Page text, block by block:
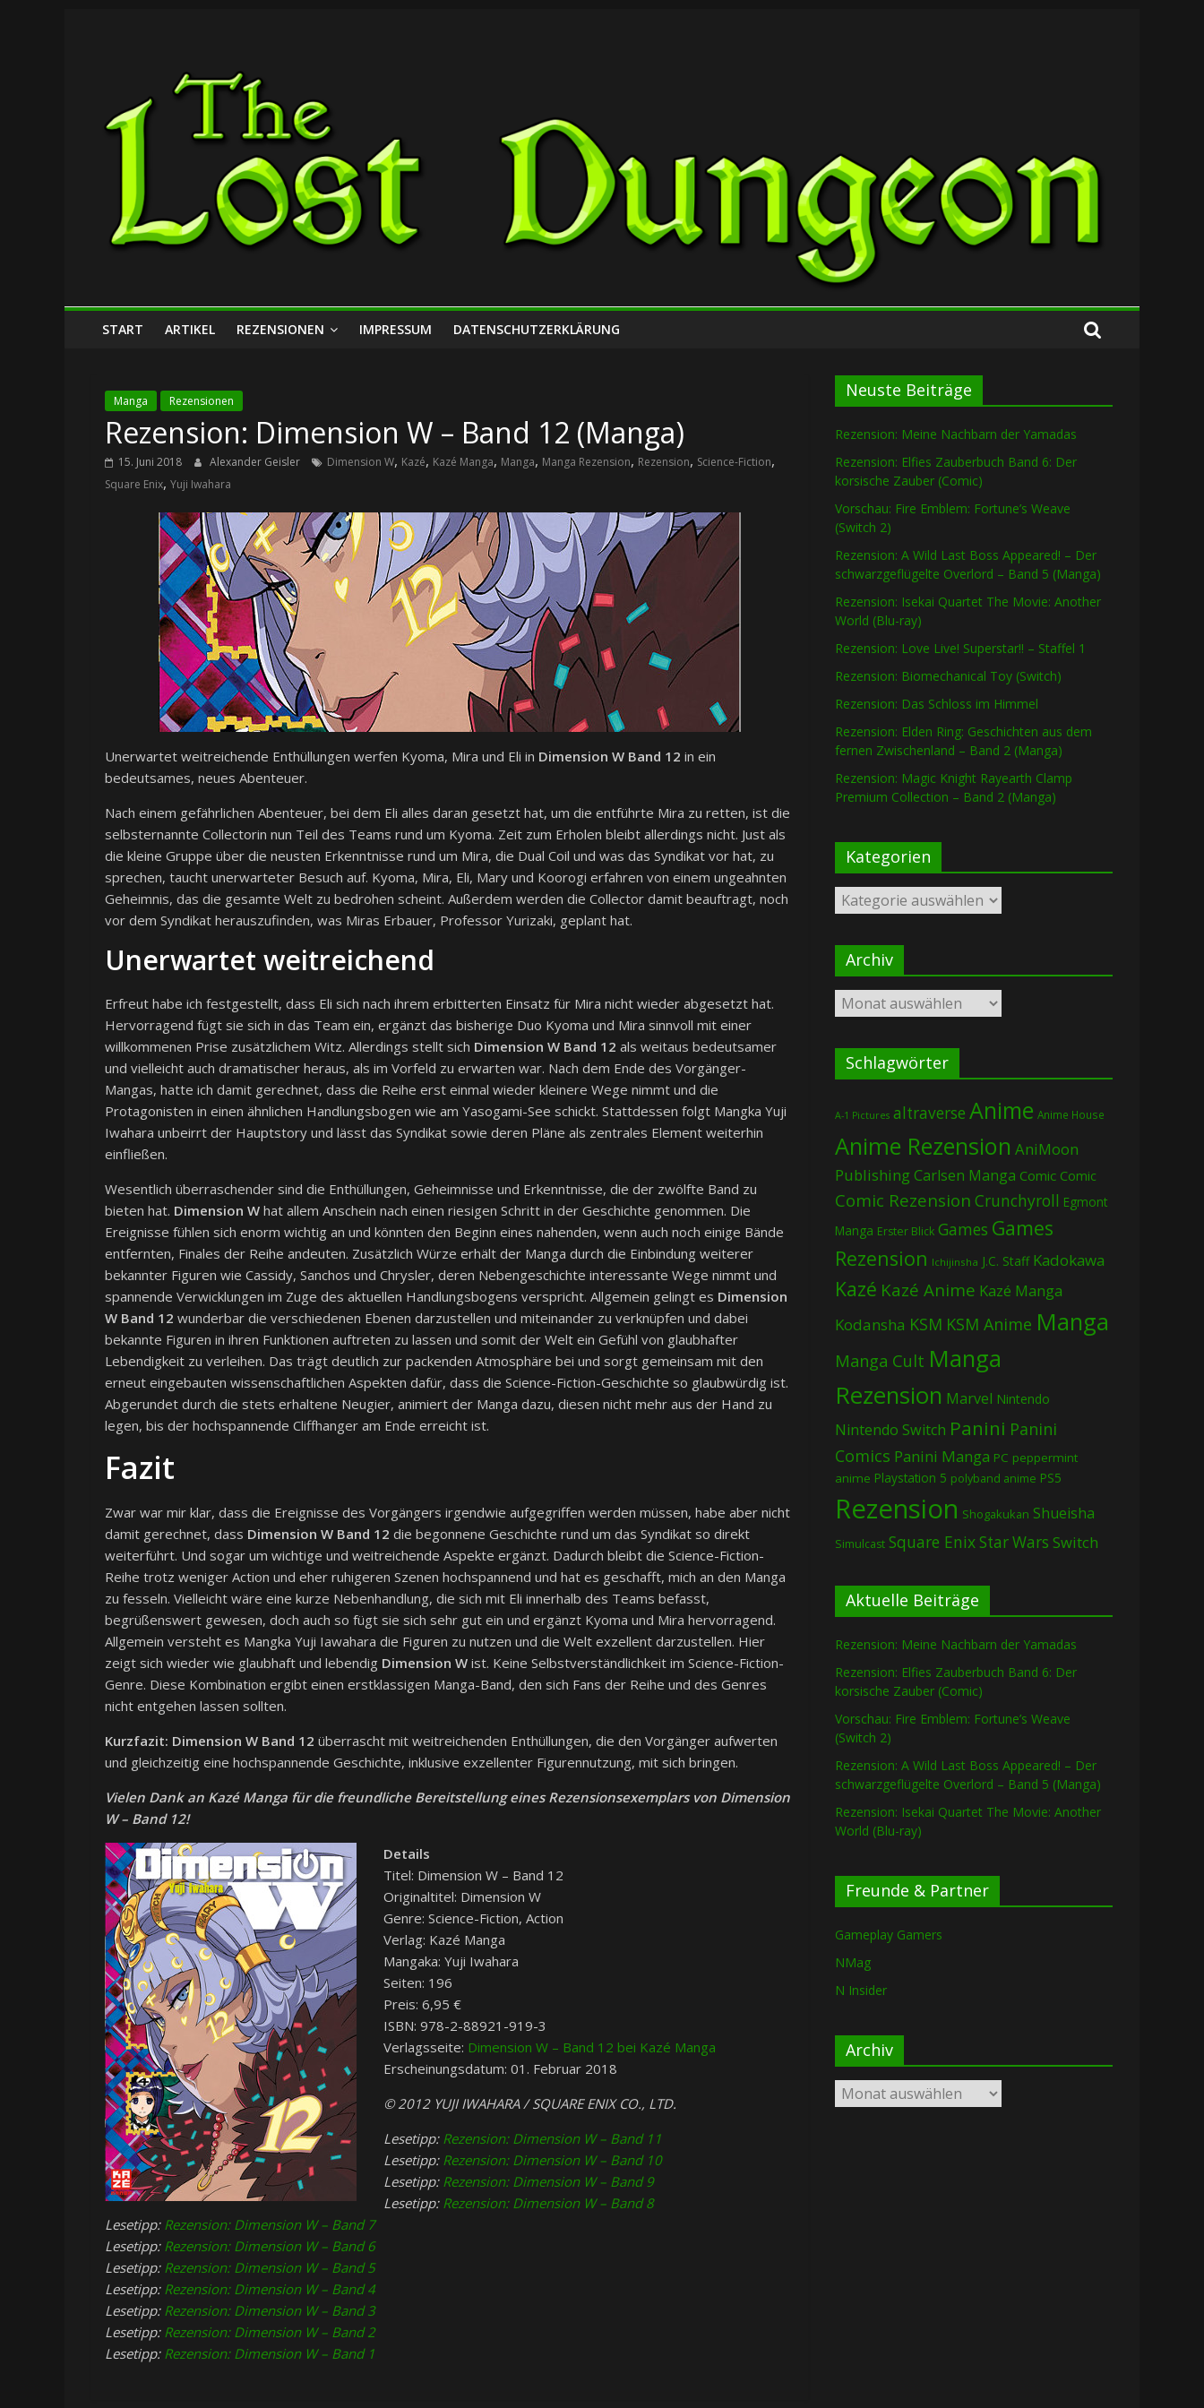
Lost
Dungeon
START ARTIKEL REZENSIONEN IMPRESSUM DATENSCHUTZERKLÄRUNG
Manga Rezensionen
Rezension: Dimension W – Band 12 (Manga)
15. Juni 2018 Alexander Geisler Dimension W, Kazé, Kazé Manga, Manga, Manga Rezension, Rezension, Science-Fiction,
Square Enix, Yuji Iwahara
Unerwartet weitreichende Enthüllungen werfen Kyoma, Mira und Eli in Dimension W Band 12 in ein
bedeutsames, neues Abenteuer.
Nach einem gefährlichen Abenteuer, bei dem Eli alles daran gesetzt hat, um die entführte Mira zu retten, ist die
selbsternannte Collectorin nun Teil des Teams rund um Kyoma. Zeit zum Erholen bleibt allerdings nicht. Just als
die kleine Gruppe über die neusten Erkenntnisse rund um Mira, die Dual Coil und was das Syndikat vor hat, zu
sprechen, taucht unerwarteter Besuch auf. Kyoma, Mira, Eli, Mary und Koorogi erfahren von einem ungeahnten
Geheimnis, das die gesamte Welt zu bedrohen scheint. Außerdem werden die Collector damit beauftragt, noch
vor dem Syndikat herauszufinden, was Miras Erbauer, Professor Yurizaki, geplant hat.
Unerwartet weitreichend
Erfreut habe ich festgestellt, dass Eli sich nach ihrem erbitterten Einsatz für Mira nicht wieder abgesetzt hat.
Hervorragend fügt sie sich in das Team ein, ergänzt das bisherige Duo Kyoma und Mira sinnvoll mit einer
willkommenen Prise zusätzlichem Witz. Allerdings stellt sich Dimension W Band 12 als weitaus bedeutsamer
und vielleicht auch dramatischer heraus, als im Vorfeld zu erwarten war. Nach dem Ende des Vorgänger-
Mangas, hatte ich damit gerechnet, dass die Reihe erst einmal wieder kleinere Wege nimmt und die
Protagonisten in einen ähnlichen Handlungsbogen wie am Yasogami-See schickt. Stattdessen folgt Mangka Yuji
Iwahara unbeirrt der Hauptstory und lässt das Syndikat sowie deren Pläne als zentrales Element weiterhin
einfließen.
Wesentlich überraschender sind die Enthüllungen, Geheimnisse und Erkenntnisse, die der zwölfte Band zu
bieten hat. Dimension W hat allem Anschein nach einen riesigen Schritt in der Geschichte genommen. Die
Ereignisse fühlen sich enorm wichtig an und könnten den Beginn eines nahenden, wenn auch noch einige Bände
entfernten, Finales der Reihe andeuten. Zusätzlich Würze erhält der Manga durch die Einbindung weiterer
bekannter Figuren wie Cassidy, Sanchos und Chrysler, deren Nebengeschichte interessante Wege nimmt und
spannende Verwicklungen im Zuge des aktuellen Handlungsbogens verspricht. Allgemein gelingt es Dimension
W Band 12 wunderbar die verschiedenen Ebenen darzustellen und miteinander zu verknüpfen und dabei
bekannte Figuren in ihren Funktionen auftreten zu lassen und somit der Welt ein Gefühl von glaubhafter
Lebendigkeit zu verleihen. Das trägt deutlich zur packenden Atmosphäre bei und sorgt gemeinsam mit den
erneut eingebauten wissenschaftlichen Aspekten dafür, dass die Science-Fiction-Geschichte so glaubwürdig ist.
Abgerundet durch die stets erhaltene Neugier, animiert der Manga dazu, diesen nicht mehr aus der Hand zu
legen, bis der hochspannende Cliffhanger am Ende erreicht ist.
Fazit
Zwar war mir klar, dass die Ereignisse des Vorgängers irgendwie aufgegriffen werden müssen, habe aber nicht
damit gerechnet, dass Dimension W Band 12 die begonnene Geschichte rund um das Syndikat so direkt
weiterführt. Und sogar um wichtige und weitreichende Aspekte ergänzt. Dadurch bleibt die Science-Fiction-
Reihe trotz weniger Action und eher ruhigeren Szenen hochspannend und hat es geschafft, mich an den Manga
zu fesseln. Vielleicht wäre eine kurze Nebenhandlung, die sich mit Eli innerhalb des Teams befasst,
begrüßenswert gewesen, doch auch so fügt sie sich sehr gut ein und ergänzt Kyoma und Mira hervorragend.
Allgemein versteht es Mangka Yuji Iawahara die Figuren zu nutzen und die Welt exzellent darzustellen. Hier
zeigt sich wieder wie glaubhaft und lebendig Dimension W ist. Keine Selbstverständlichkeit im Science-Fiction-
Genre. Diese Kombination ergibt einen erstklassigen Manga-Band, den sich Fans der Reihe und des Genres
nicht entgehen lassen sollten.
Kurzfazit: Dimension W Band 12 überrascht mit weitreichenden Enthüllungen, die den Vorgänger aufwerten
und gleichzeitig eine hochspannende Geschichte, inklusive exzellenter Figurennutzung, mit sich bringen.
Vielen Dank an Kazé Manga für die freundliche Bereitstellung eines Rezensionsexemplars von Dimension
W – Band 12!
Details
Titel: Dimension W – Band 12
Originaltitel: Dimension W
Genre: Science-Fiction, Action
Verlag: Kazé Manga
Mangaka: Yuji Iwahara
Seiten: 196
Preis: 6,95 €
ISBN: 978-2-88921-919-3
Verlagsseite: Dimension W – Band 12 bei Kazé Manga
Erscheinungsdatum: 01. Februar 2018
© 2012 YUJI IWAHARA / SQUARE ENIX CO., LTD.
Lesetipp: Rezension: Dimension W – Band 11
Lesetipp: Rezension: Dimension W – Band 10
Lesetipp: Rezension: Dimension W – Band 9
Lesetipp: Rezension: Dimension W – Band 8
Lesetipp: Rezension: Dimension W – Band 7
Lesetipp: Rezension: Dimension W – Band 6
Lesetipp: Rezension: Dimension W – Band 5
Lesetipp: Rezension: Dimension W – Band 4
Lesetipp: Rezension: Dimension W – Band 3
Lesetipp: Rezension: Dimension W – Band 2
Lesetipp: Rezension: Dimension W – Band 1
Neuste Beiträge
Rezension: Meine Nachbarn der Yamadas
Rezension: Elfies Zauberbuch Band 6: Der
korsische Zauber (Comic)
Vorschau: Fire Emblem: Fortune’s Weave
(Switch 2)
Rezension: A Wild Last Boss Appeared! – Der
schwarzgeflügelte Overlord – Band 5 (Manga)
Rezension: Isekai Quartet The Movie: Another
World (Blu-ray)
Rezension: Love Live! Superstar!! – Staffel 1
Rezension: Biomechanical Toy (Switch)
Rezension: Das Schloss im Himmel
Rezension: Elden Ring: Geschichten aus dem
fernen Zwischenland – Band 2 (Manga)
Rezension: Magic Knight Rayearth Clamp
Premium Collection – Band 2 (Manga)
Kategorien
Kategorien
Archiv
Archiv
Schlagwörter
A-1 Pictures altraverse Anime Anime House
Anime Rezension AniMoon
PublishingCarlsen Manga Comic Comic
Comic Rezension Crunchyroll Egmont
Manga Erster Blick Games Games
Rezension Ichijinsha J.C. Staff Kadokawa
Kazé Kazé Anime Kazé Manga
Kodansha KSM KSM Anime Manga
Manga Cult Manga
Rezension Marvel Nintendo
Nintendo Switch Panini Panini
Comics Panini Manga PC peppermint
anime Playstation 5 polyband anime PS5
Rezension Shogakukan Shueisha
Simulcast Square EnixStar Wars Switch
Aktuelle Beiträge
Rezension: Meine Nachbarn der Yamadas
Rezension: Elfies Zauberbuch Band 6: Der
korsische Zauber (Comic)
Vorschau: Fire Emblem: Fortune’s Weave
(Switch 2)
Rezension: A Wild Last Boss Appeared! – Der
schwarzgeflügelte Overlord – Band 5 (Manga)
Rezension: Isekai Quartet The Movie: Another
World (Blu-ray)
Freunde & Partner
Gameplay Gamers
NMag
N Insider
Archiv
Archiv